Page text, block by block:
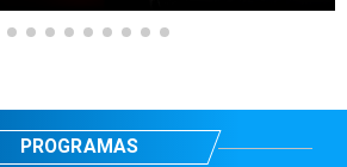
PROGRAMAS